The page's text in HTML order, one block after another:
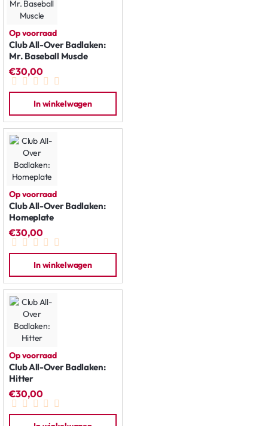
Op voorraad
Club All-Over Badlaken:
Mr. Baseball Muscle
€30,00
In winkelwagen
Op voorraad
Club All-Over Badlaken:
Homeplate
€30,00
In winkelwagen
Op voorraad
Club All-Over Badlaken:
Hitter
€30,00